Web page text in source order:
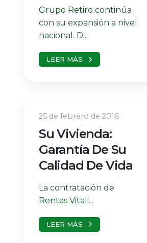
Grupo Retiro continúa
con su expansión a nivel
nacional. D...
LEER MÁS
25 de febrero de 2016
Su Vivienda:
Garantía De Su
Calidad De Vida
La contratación de
Rentas Vitali...
LEER MÁS